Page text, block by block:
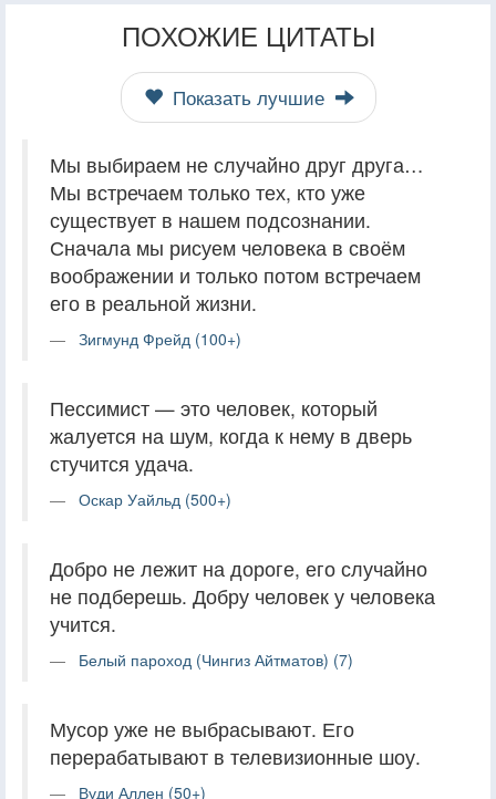
ПОХОЖИЕ ЦИТАТЫ
Показать лучшие
Мы выбираем не случайно друг друга…
Мы встречаем только тех, кто уже
существует в нашем подсознании.
Сначала мы рисуем человека в своём
воображении и только потом встречаем
его в реальной жизни.
Зигмунд Фрейд (100+)
Пессимист — это человек, который
жалуется на шум, когда к нему в дверь
стучится удача.
Оскар Уайльд (500+)
Добро не лежит на дороге, его случайно
не подбе­решь. Добру человек у человека
учится.
Белый пароход (Чингиз Айтматов) (7)
Мусор уже не выбрасывают. Его
перерабатывают в телевизионные шоу.
Вуди Аллен (50+)